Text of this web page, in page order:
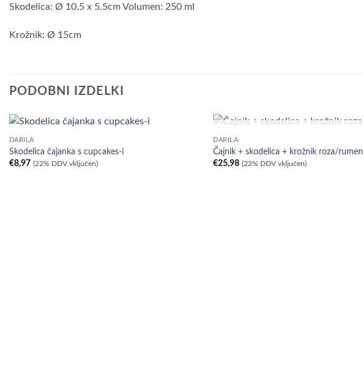
Skodelica: Ø 10.5 x 5.5cm Volumen: 250 ml
Krožnik: Ø 15cm
PODOBNI IZDELKI
DARILA
Skodelica čajanka s cupcakes-i
€8,97 (22% DDV vključen)
DARILA
Čajnik + skodelica + krožnik roza/rumen
€25,98 (22% DDV vključen)